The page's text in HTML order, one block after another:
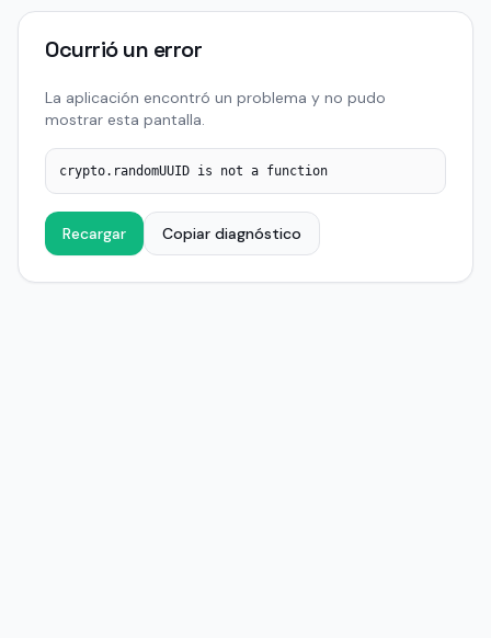
Ocurrió un error
La aplicación encontró un problema y no pudo
mostrar esta pantalla.
crypto.randomUUID is not a function
Recargar Copiar diagnóstico